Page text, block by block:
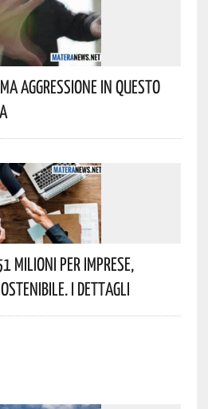
Aggressione In Questo
Milioni Per Imprese,
I Dettagli